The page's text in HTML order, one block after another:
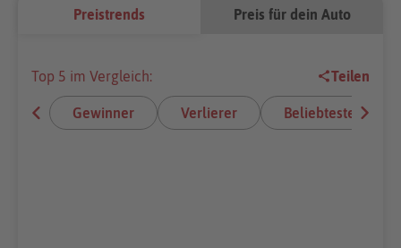
Preistrends Preis für dein Auto
Top 5 im Vergleich:
Gewinner Verlierer Beliebteste E-
Teilen